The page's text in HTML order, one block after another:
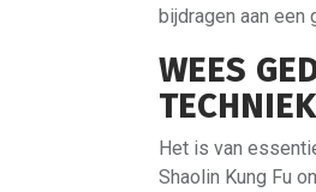
bijdragen aan een
WEES
Het is van
Shaolin Kung Fu